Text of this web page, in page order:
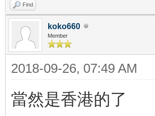
Find
koko660
Member
2018-09-26, 07:49 AM
當然是香港的了